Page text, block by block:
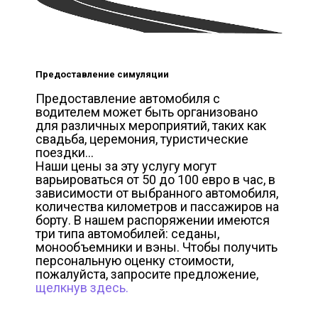
Предоставление симуляции
Предоставление автомобиля с
водителем может быть организовано
для различных мероприятий, таких как
свадьба, церемония, туристические
поездки...
Наши цены за эту услугу могут
варьироваться от 50 до 100 евро в час, в
зависимости от выбранного автомобиля,
количества километров и пассажиров на
борту. В нашем распоряжении имеются
три типа автомобилей: седаны,
монообъемники и вэны. Чтобы получить
персональную оценку стоимости,
пожалуйста, запросите предложение,
щелкнув здесь.